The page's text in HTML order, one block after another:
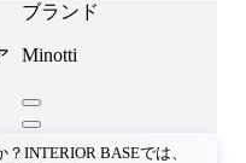
ブランド
Minotti
INTERIOR BASEでは、